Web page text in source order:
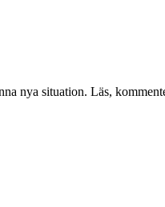
nya situation. Läs,